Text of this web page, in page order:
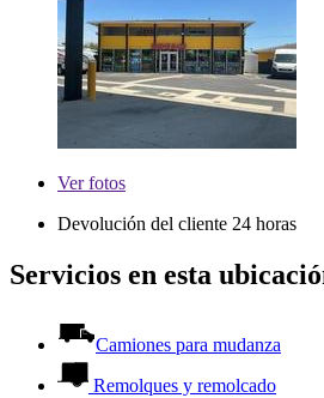
Verfotos
Devolución del cliente 24 horas
Servicios en esta
Camiones para mudanza
Remolques y remolcado